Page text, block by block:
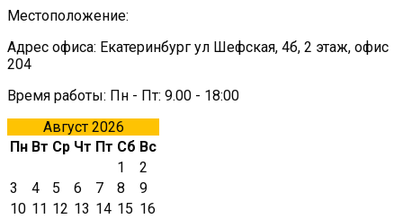
Местоположение:
Адрес офиса: Екатеринбург ул Шефская, 4б, 2 этаж, офис
204
Время работы: Пн - Пт: 9.00 - 18:00
Август 2026
Пн Вт Ср Чт Пт Сб Вс
1
2
3
4 5 6 7 8
9
10 11 12 13 14 15 16